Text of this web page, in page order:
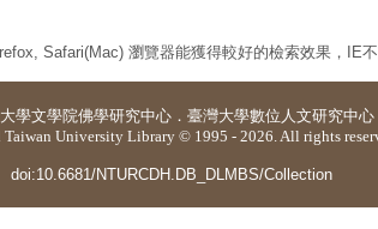
Safari(Mac) 瀏覽器能獲得較好的檢索效果，IE不
學文學院佛學研究中心 ． 臺灣大學數位人文研究中心
Taiwan University Library © 1995 - 2026. All rights
doi:10.6681/NTURCDH.DB_DLMBS/Collection